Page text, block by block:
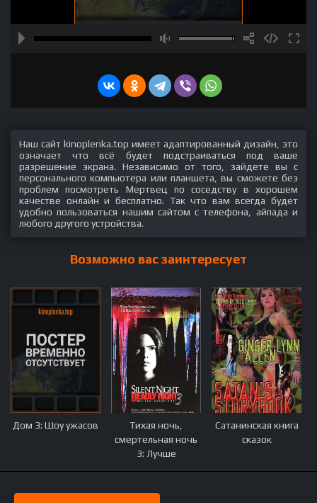
Наш сайт kinoplenka.top имеет адаптированный дизайн, это
означает что всё будет подстраиваться под ваше
разрешение экрана. Независимо от того, зайдете вы с
персонального компьютера или планшета, вы сможете без
проблем посмотреть Мертвец по соседству в хорошем
качестве онлайн и бесплатно. Так что вам всегда будет
удобно пользоваться нашим сайтом с телефона, айпада и
любого другого устройства.
Возможно вас заинтересует
Дом 3: Шоу ужасов
Тихая ночь,
смертельная ночь
3: Лучше
Сатанинская книга
сказок